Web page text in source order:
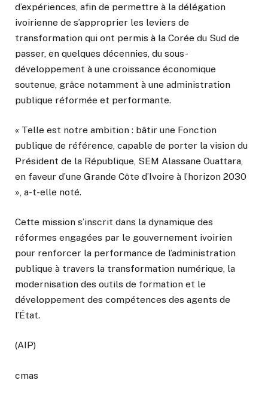
d’expériences, afin de permettre à la délégation
ivoirienne de s’approprier les leviers de
transformation qui ont permis à la Corée du Sud de
passer, en quelques décennies, du sous-
développement à une croissance économique
soutenue, grâce notamment à une administration
publique réformée et performante.
« Telle est notre ambition : bâtir une Fonction
publique de référence, capable de porter la vision du
Président de la République, SEM Alassane Ouattara,
en faveur d’une Grande Côte d’Ivoire à l’horizon 2030
», a-t-elle noté.
Cette mission s’inscrit dans la dynamique des
réformes engagées par le gouvernement ivoirien
pour renforcer la performance de l’administration
publique à travers la transformation numérique, la
modernisation des outils de formation et le
développement des compétences des agents de
l’État.
(AIP)
cmas